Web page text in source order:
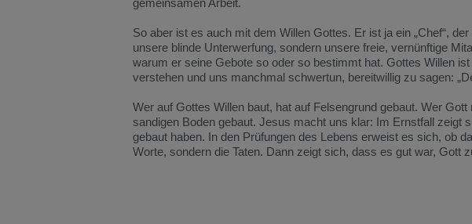
So aber ist es auch mit dem Willen Gottes. Er ist ja ein „Chef“,
unsere blinde Unterwerfung, sondern unsere freie, vernünftige
warum er seine Gebote so oder so bestimmt hat. Gottes Willen
verstehen und uns manchmal schwertun, bereitwillig zu sagen:
Wer auf Gottes Willen baut, hat auf Felsengrund gebaut. Wer
sandigen Boden gebaut. Jesus macht uns klar: Im Ernstfall zeigt
gebaut haben. In den Prüfungen des Lebens erweist es sich, ob
Worte, sondern die Taten. Dann zeigt sich, dass es gut war, Gott